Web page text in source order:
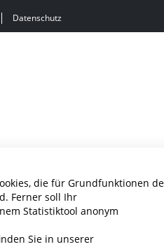
die für Grundfunktionen
Ferner soll Ihr
Statistiktool anonym
Sie in unserer
Datenschutz